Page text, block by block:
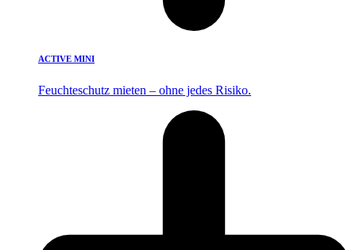
ACTIVE MINI
Feuchteschutz mieten – ohne jedes Risiko.